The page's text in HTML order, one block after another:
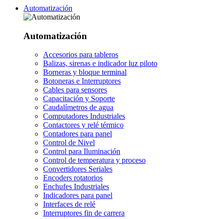
Automatización
Automatización
Accesorios para tableros
Balizas, sirenas e indicador luz piloto
Borneras y bloque terminal
Botoneras e Interruptores
Cables para sensores
Capacitación y Soporte
Caudalímetros de agua
Computadores Industriales
Contactores y relé térmico
Contadores para panel
Control de Nivel
Control para Iluminación
Control de temperatura y proceso
Convertidores Seriales
Encoders rotatorios
Enchufes Industriales
Indicadores para panel
Interfaces de relé
Interruptores fin de carrera